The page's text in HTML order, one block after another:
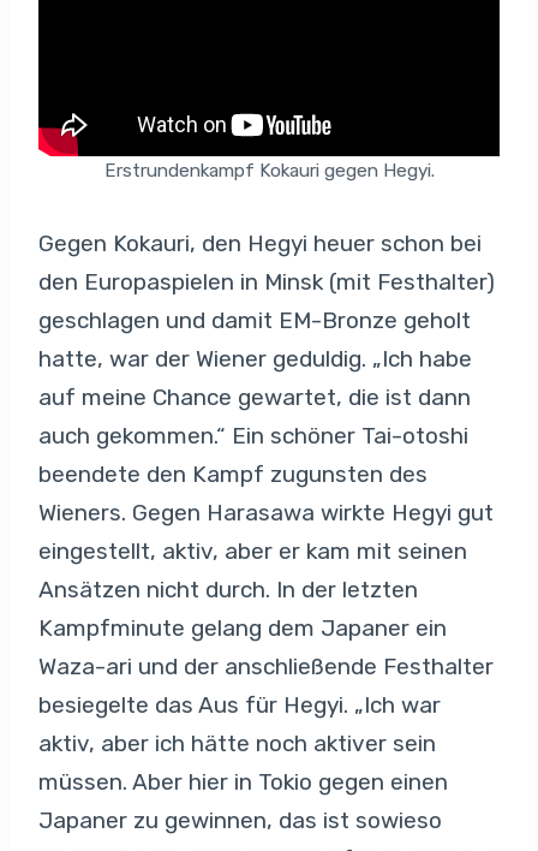
Erstrundenkampf Kokauri gegen Hegyi.
Gegen Kokauri, den Hegyi heuer schon bei
den Europaspielen in Minsk (mit Festhalter)
geschlagen und damit EM-Bronze geholt
hatte, war der Wiener geduldig. „Ich habe
auf meine Chance gewartet, die ist dann
auch gekommen.“ Ein schöner Tai-otoshi
beendete den Kampf zugunsten des
Wieners. Gegen Harasawa wirkte Hegyi gut
eingestellt, aktiv, aber er kam mit seinen
Ansätzen nicht durch. In der letzten
Kampfminute gelang dem Japaner ein
Waza-ari und der anschließende Festhalter
besiegelte das Aus für Hegyi. „Ich war
aktiv, aber ich hätte noch aktiver sein
müssen. Aber hier in Tokio gegen einen
Japaner zu gewinnen, das ist sowieso